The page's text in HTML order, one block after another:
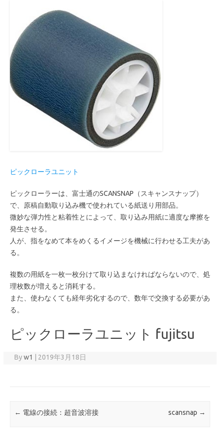
ピックローラユニット
ピックローラーは、富士通のSCANSNAP（スキャンスナップ）
で、原稿自動取り込み機で使われている紙送り用部品。
微妙な弾力性と粘着性とによって、取り込み用紙に適度な摩擦を
発生させる。
人が、指をなめて本をめくるイメージを機械に行わせる工夫があ
る。
複数の用紙を一枚一枚分けて取り込まなければならないので、処
理枚数が増えると消耗する。
また、使わなくても経年劣化するので、数年で交換する必要があ
る。
ピックローラユニット fujitsu
Byw1 2019年3月18日
Post navigation
← 電線の接続：超音波溶接 scansnap →